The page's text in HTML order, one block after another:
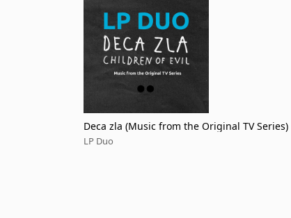
Deca zla (Music from the Original TV Series)
LP Duo